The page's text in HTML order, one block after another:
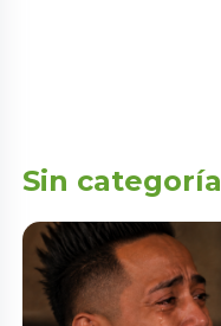
Sin categoría